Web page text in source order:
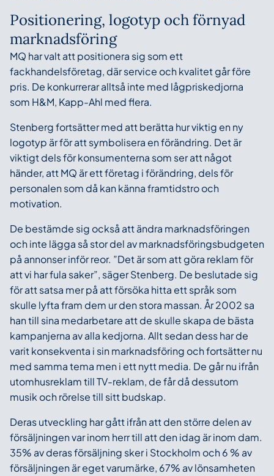
Positionering, logotyp och förnyad
marknadsföring
MQ har valt att positionera sig som ett
fackhandelsföretag, där service och kvalitet går före
pris. De konkurrerar alltså inte med lågpriskedjorna
som H&M, Kapp-Ahl med flera.
Stenberg fortsätter med att berätta hur viktig en ny
logotyp är för att symbolisera en förändring. Det är
viktigt dels för konsumenterna som ser att något
händer, att MQ är ett företag i förändring, dels för
personalen som då kan känna framtidstro och
motivation.
De bestämde sig också att ändra marknadsföringen
och inte lägga så stor del av marknadsföringsbudgeten
på annonser inför reor. ”Det är som att göra reklam för
att vi har fula saker”, säger Stenberg. De beslutade sig
för att satsa mer på att försöka hitta ett språk som
skulle lyfta fram dem ur den stora massan. År 2002 sa
han till sina medarbetare att de skulle skapa de bästa
kampanjerna av alla kedjorna. Allt sedan dess har de
varit konsekventa i sin marknadsföring och fortsätter nu
med samma tema men i ett nytt media. De går nu ifrån
utomhusreklam till TV-reklam, de får då dessutom
musik och rörelse till sitt budskap.
Deras utveckling har gått ifrån att den större delen av
försäljningen var inom herr till att den idag är inom dam.
35% av deras försäljning sker i Stockholm och 6 % av
försäljningen är eget varumärke, 67% av lönsamheten